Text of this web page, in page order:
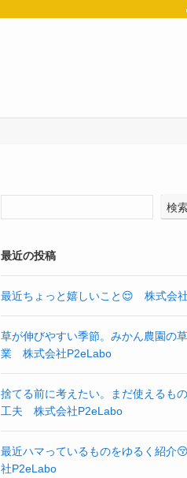
検
最近の投稿
最近ちょっと嬉しいこと😌 株式会
草が伸びやすい季節。みかん農園の
業 株式会社P2eLabo
捨てる前に考えたい。まだ使えるも
工夫 株式会社P2eLabo
最近ハマっているものをゆるく紹介
社P2eLabo